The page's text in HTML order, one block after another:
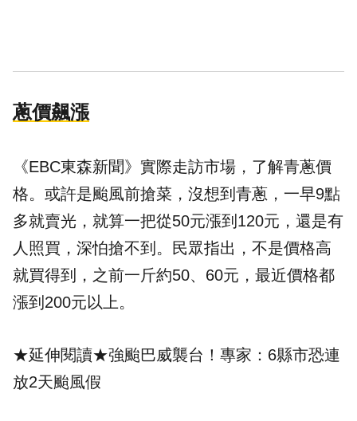
蔥價飆漲
《EBC東森新聞》實際走訪市場，了解青蔥價
格。或許是颱風前搶菜，沒想到青蔥，一早9點
多就賣光，就算一把從50元漲到120元，還是有
人照買，深怕搶不到。民眾指出，不是價格高
就買得到，之前一斤約50、60元，最近價格都
漲到200元以上。
★延伸閱讀★強颱巴威襲台！專家：6縣市恐連
放2天颱風假